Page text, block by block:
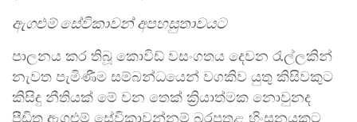
ඇගළුම් සේවිකාවන් අපහසුතාවයට
පාලනය කර තිබූ කොවිඩ් වසංගතය දෙවන රැල්ලකින්
නැවත පැමිණීම සම්බන්ධයෙන් වගකිව යුතු කිසිවකුට
කිසිදු නීතියක් මේ වන ‍තෙක් ක්‍රියාත්මක නොවුනද
පීඩිත ඇගළුම් සේවිකාවන්නම් බරපතළ හිංසනයකට